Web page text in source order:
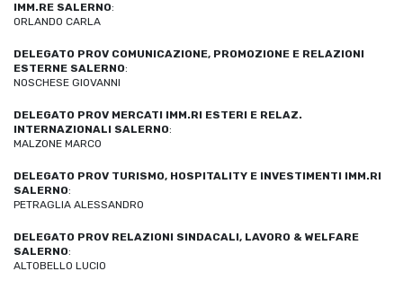
IMM.RE SALERNO:
ORLANDO CARLA
DELEGATO PROV COMUNICAZIONE, PROMOZIONE E RELAZIONI
ESTERNE SALERNO:
NOSCHESE GIOVANNI
DELEGATO PROV MERCATI IMM.RI ESTERI E RELAZ.
INTERNAZIONALI SALERNO:
MALZONE MARCO
DELEGATO PROV TURISMO, HOSPITALITY E INVESTIMENTI IMM.RI
SALERNO:
PETRAGLIA ALESSANDRO
DELEGATO PROV RELAZIONI SINDACALI, LAVORO & WELFARE
SALERNO:
ALTOBELLO LUCIO